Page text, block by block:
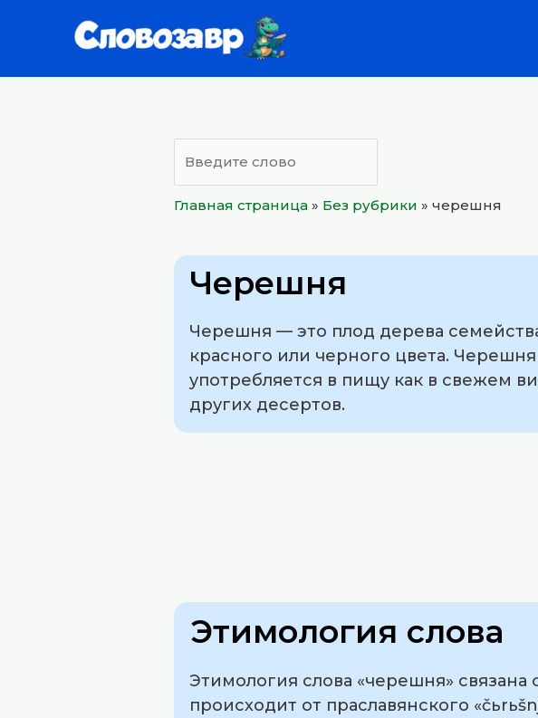
Главная страница » Без рубрики » черешня
Черешня
Черешня — это плод дерева
красного или черного цвета.
употребляется в пищу как в свежем
других десертов.
Этимология слова
Этимология слова «черешня»
происходит от праславянского